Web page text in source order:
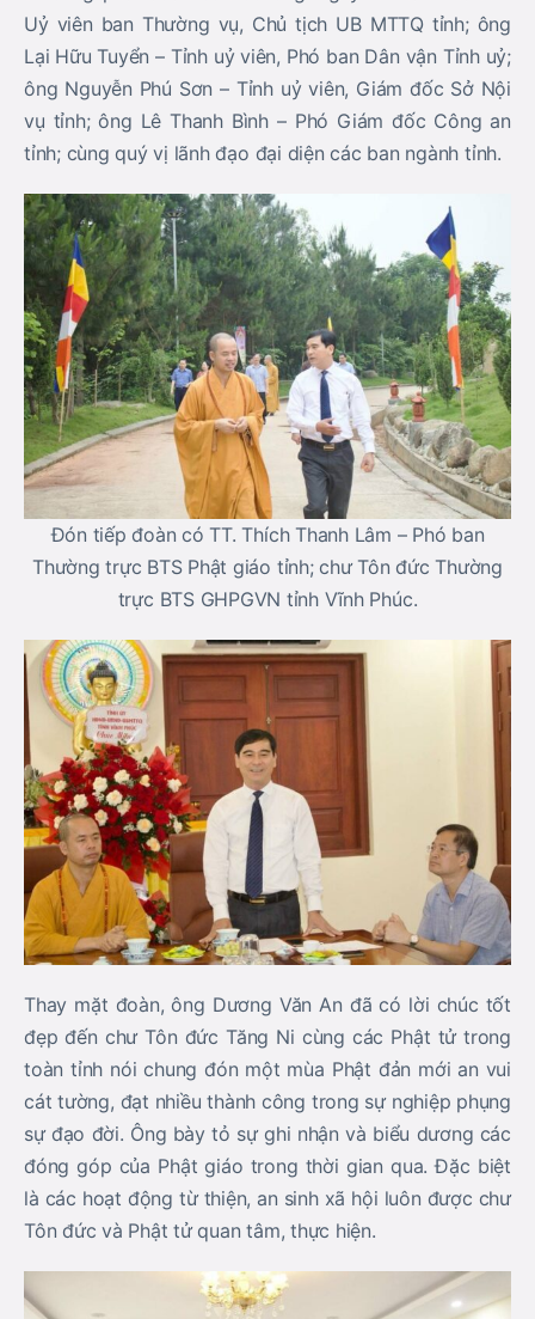
Uỷ viên ban Thường vụ, Chủ tịch UB MTTQ tỉnh; ông
Lại Hữu Tuyển – Tỉnh uỷ viên, Phó ban Dân vận Tỉnh uỷ;
ông Nguyễn Phú Sơn – Tỉnh uỷ viên, Giám đốc Sở Nội
vụ tỉnh; ông Lê Thanh Bình – Phó Giám đốc Công an
tỉnh; cùng quý vị lãnh đạo đại diện các ban ngành tỉnh.
Đón tiếp đoàn có TT. Thích Thanh Lâm – Phó ban
Thường trực BTS Phật giáo tỉnh; chư Tôn đức Thường
trực BTS GHPGVN tỉnh Vĩnh Phúc.
Thay mặt đoàn, ông Dương Văn An đã có lời chúc tốt
đẹp đến chư Tôn đức Tăng Ni cùng các Phật tử trong
toàn tỉnh nói chung đón một mùa Phật đản mới an vui
cát tường, đạt nhiều thành công trong sự nghiệp phụng
sự đạo đời. Ông bày tỏ sự ghi nhận và biểu dương các
đóng góp của Phật giáo trong thời gian qua. Đặc biệt
là các hoạt động từ thiện, an sinh xã hội luôn được chư
Tôn đức và Phật tử quan tâm, thực hiện.